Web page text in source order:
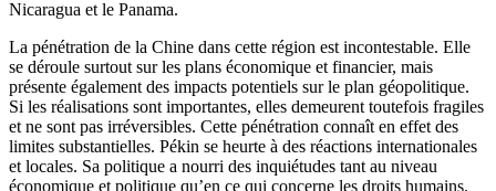
Nicaragua et le Panama.
La pénétration de la Chine dans cette région est incontestable. Elle
se déroule surtout sur les plans économique et financier, mais
présente également des impacts potentiels sur le plan géopolitique.
Si les réalisations sont importantes, elles demeurent toutefois fragiles
et ne sont pas irréversibles. Cette pénétration connaît en effet des
limites substantielles. Pékin se heurte à des réactions internationales
et locales. Sa politique a nourri des inquiétudes tant au niveau
économique et politique qu’en ce qui concerne les droits humains.